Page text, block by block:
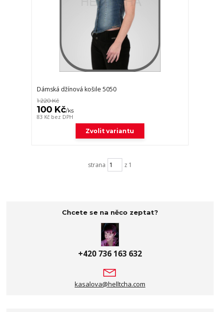
Dámská džínová košile 5050
1 220 Kč
100 Kč/ks
83 Kč bez DPH
Zvolit variantu
strana z 1
Chcete se na něco zeptat?
+420 736 163 632
kasalova@helltcha.com